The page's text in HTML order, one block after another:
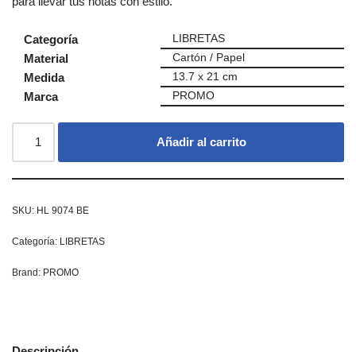
Categoría LIBRETAS
Material Cartón / Papel
Medida 13.7 x 21 cm
Marca PROMO
Añadir al carrito
SKU: HL 9074 BE
Categoría: LIBRETAS
Brand: PROMO